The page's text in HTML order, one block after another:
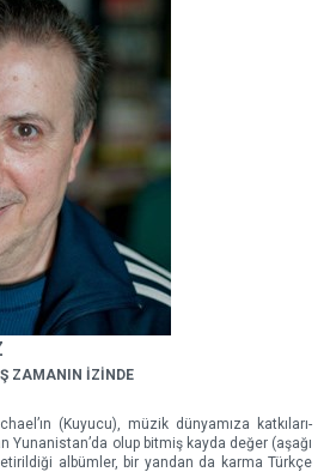
ZAMANIN İZİNDE
(Kuyucu), müzik dünyamıza katkıları-
Yunanistan’da olup bitmiş kayda değer (aşağı
albümler, bir yandan da karma Türkçe